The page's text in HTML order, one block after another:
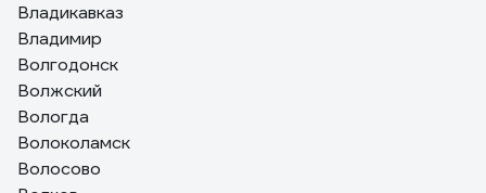
Владикавказ
Владимир
Волгодонск
Волжский
Вологда
Волоколамск
Волосово